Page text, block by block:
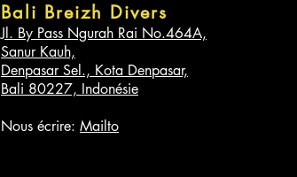
Bali Breizh Divers
Jl. By Pass Ngurah Rai No.464A,
Sanur Kauh,
Denpasar Sel., Kota Denpasar,
Bali 80227, Indonésie
Nous écrire: Mailto